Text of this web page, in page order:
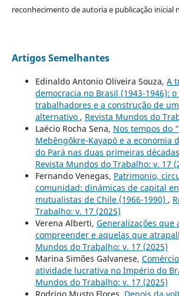
reconhecimento de autoria e publicação inicial
Artigos Semelhantes
Edinaldo Antonio Oliveira Souza, A
democracia no Brasil (1943-1946): o
trabalhadores e a construção de
alternativo , Revista Mundos do
Laécio Rocha Sena, Nos tempos do
Mebêngôkre-Kayapó e a economia
do Pará nas duas primeiras
Revista Mundos do Trabalho: v. 17
Fernando Venegas, Patrimonio,
comunidad: dinámicas de capital
mutualistas de Chile (1966-1990) ,
Trabalho: v. 17 (2025)
Verena Alberti, Generalizações que
compreender e aquelas que
Mundos do Trabalho: v. 17 (2025)
Marina Simões Galvanese,
atividade lucrativa no Império do
Mundos do Trabalho: v. 17 (2025)
Rodrigo Musto Flores, Depois da